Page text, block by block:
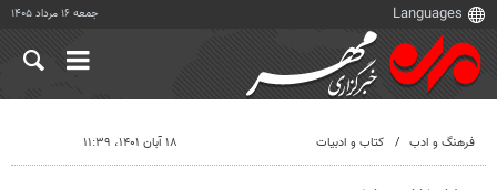
جمعه ۱۶ مرداد ۱۴۰۵
فرهنگ و ادب کتاب و ادبیات ۱۸ آبان ۱۴۰۱، ۱۱:۳۹